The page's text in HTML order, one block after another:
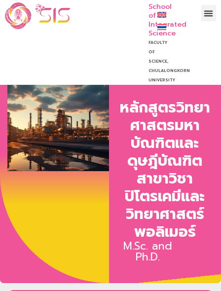
School
of
Integrated
Science
FACULTY
OF
SCIENCE,
CHULALONGKORN
UNIVERSITY
หลักสูตรวิทยา
ศาสตรมหา
บัณฑิตและ
ดุษฎีบัณฑิต
สาขาวิชา
ปิโตรเคมีและ
วิทยาศาสตร์
พอลิเมอร์
M.Sc. and
Ph.D.